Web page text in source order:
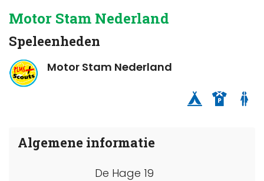
Motor Stam Nederland
Speleenheden
Motor Stam Nederland
Algemene informatie
De Hage 19